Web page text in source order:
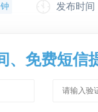
发布时间
、免费短信